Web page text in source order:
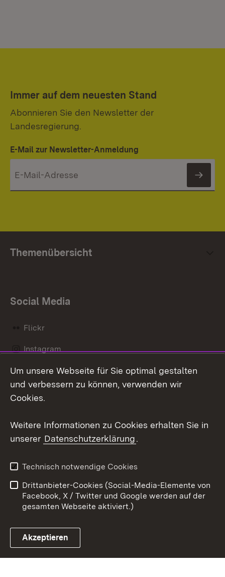
Immer auf dem neuesten Stand
Abonnieren Sie den Newsletter der
Landesregierung.
E-Mail zur Newsletter-Anmeldung
Themenübersicht
Social Media
Flickr
Instagram
Social Wall
Link zum Landesportal
Barrierefreiheit
Benutzungshinweise
Impressum
Cookies
Um unsere Webseite für Sie optimal gestalten
und verbessern zu können, verwenden wir
Cookies.
Weitere Informationen zu Cookies erhalten Sie in
unserer Datenschutzerklärung.
Technisch notwendige Cookies
Drittanbieter-Cookies (Social-Media-Elemente von
Facebook, X / Twitter und Google werden auf der
gesamten Webseite aktiviert.)
Akzeptieren